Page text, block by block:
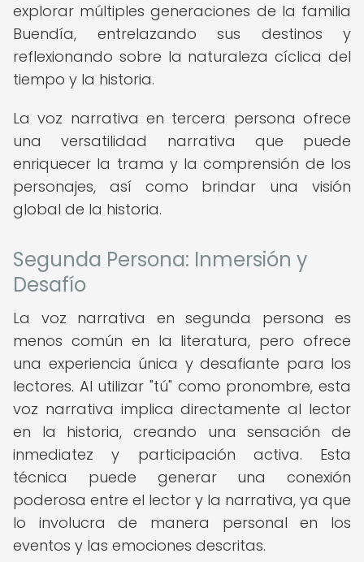
explorar múltiples generaciones de la familia
Buendía, entrelazando sus destinos y
reflexionando sobre la naturaleza cíclica del
tiempo y la historia.
La voz narrativa en tercera persona ofrece
una versatilidad narrativa que puede
enriquecer la trama y la comprensión de los
personajes, así como brindar una visión
global de la historia.
Segunda Persona: Inmersión y
Desafío
La voz narrativa en segunda persona es
menos común en la literatura, pero ofrece
una experiencia única y desafiante para los
lectores. Al utilizar "tú" como pronombre, esta
voz narrativa implica directamente al lector
en la historia, creando una sensación de
inmediatez y participación activa. Esta
técnica puede generar una conexión
poderosa entre el lector y la narrativa, ya que
lo involucra de manera personal en los
eventos y las emociones descritas.